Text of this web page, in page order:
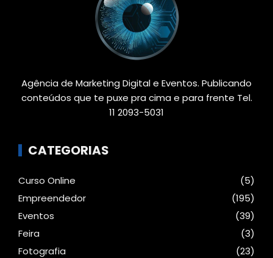
Agência de Marketing Digital e Eventos. Publicando
conteúdos que te puxe pra cima e para frente Tel.
11 2093-5031
CATEGORIAS
Curso Online
(5)
Empreendedor
(195)
Eventos
(39)
Feira
(3)
Fotografia
(23)